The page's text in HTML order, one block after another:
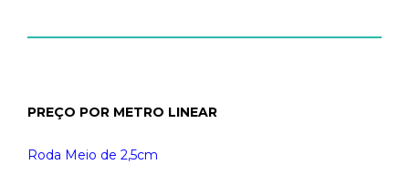
PREÇO POR METRO LINEAR
Roda Meio de 2,5cm